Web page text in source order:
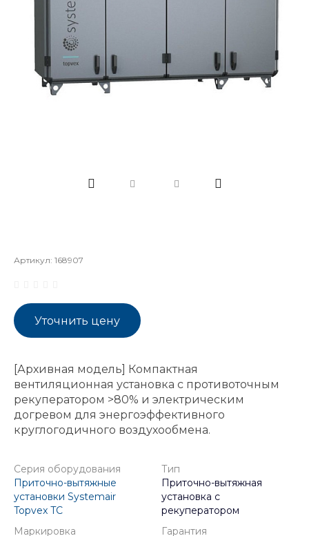
Артикул: 168907
Уточнить цену
[Архивная модель] Компактная
вентиляционная установка с противоточным
рекуператором >80% и электрическим
догревом для энергоэффективного
круглогодичного воздухообмена.
Серия оборудования
Приточно-вытяжные
установки Systemair
Topvex TC
Тип
Приточно-вытяжная
установка с
рекуператором
Маркировка
Гарантия